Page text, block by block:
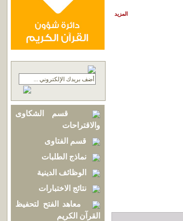
قسم الشكاوى
والاقتراحات
قسم الفتاوى
نماذج الطلبات
الوظائف الدينية
نتائج الاختبارات
معاهد الفتح لتحفيظ
القرآن الكريم
المزيد